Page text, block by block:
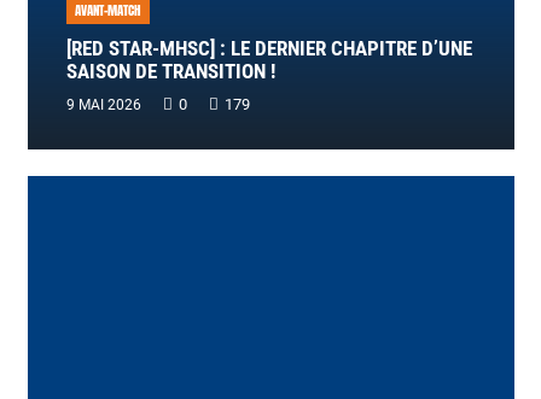
AVANT-MATCH
[RED STAR-MHSC] : LE DERNIER CHAPITRE D’UNE
SAISON DE TRANSITION !
9 MAI 2026 0 179